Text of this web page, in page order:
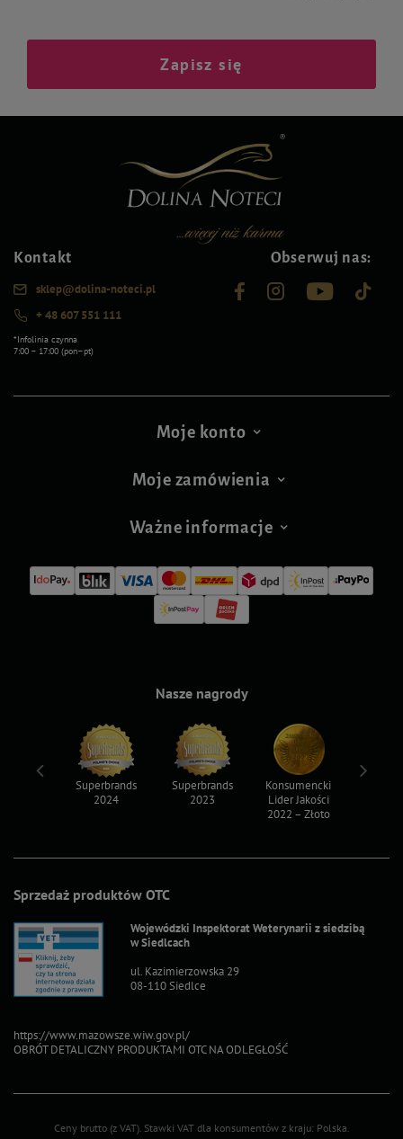
Zapisz się
Kontakt
sklep@dolina-noteci.pl
+ 48 607 551 111
*Infolinia czynna
7:00 – 17:00 (pon–pt)
Obserwuj nas:
Moje konto
Moje zamówienia
Ważne informacje
Sprzedaż produktów OTC
Wojewódzki Inspektorat Weterynarii z siedzibą
w Siedlcach
ul. Kazimierzowska 29
08-110 Siedlce
https://www.mazowsze.wiw.gov.pl/
OBRÓT DETALICZNY PRODUKTAMI OTC NA ODLEGŁOŚĆ
Nasze nagrody
Superbrands
2024
Superbrands
2023
Konsumencki
Lider Jakości
2022 – Złoto
Ceny brutto (z VAT). Stawki VAT dla konsumentów z kraju: Polska